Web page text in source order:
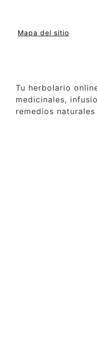
Mapa del sitio
Tu herbolario
medicinales,
remedios